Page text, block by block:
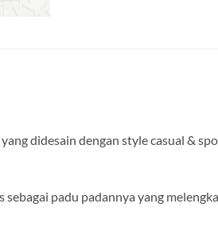
didesain dengan style casual &
padu padannya yang